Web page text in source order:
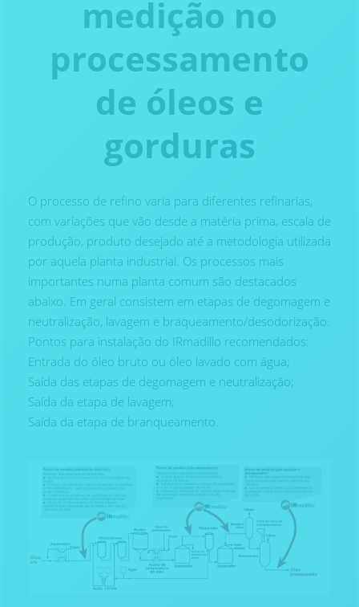
medição no
processamento
de óleos e
gorduras
O processo de refino varia para diferentes refinarias,
com variações que vão desde a matéria prima, escala de
produção, produto desejado até a metodologia utilizada
por aquela planta industrial. Os processos mais
importantes numa planta comum são destacados
abaixo. Em geral consistem em etapas de degomagem e
neutralização, lavagem e braqueamento/desodorização.
Pontos para instalação do IRmadillo recomendados:
Entrada do óleo bruto ou óleo lavado com água;
Saída das etapas de degomagem e neutralização;
Saída da etapa de lavagem;
Saída da etapa de branqueamento.